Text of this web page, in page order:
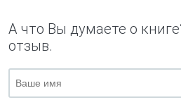
А что Вы думаете о
отзыв.